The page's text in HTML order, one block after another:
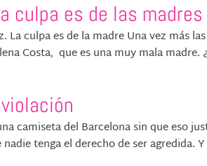
culpa es de las madres
La culpa es de la madre Una vez más
Costa, que es una muy mala madre.
camiseta del Barcelona sin que eso
tenga el derecho de ser agredida.